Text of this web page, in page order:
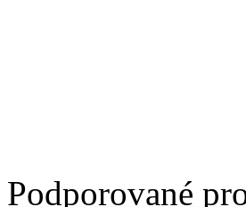
Podporované